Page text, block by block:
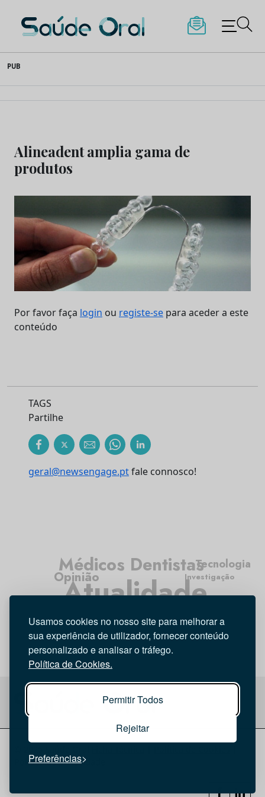
Usamos cookies no nosso site para melhorar a
sua experiência de utilizador, fornecer conteúdo
personalizado e analisar o tráfego.
Política de Cookies.
Permitir Todos
Rejeitar
Preferências
to
content
Saúde Oral
PUB
Alineadent amplia gama de
produtos
Por favor faça login ou registe-se para aceder a este
conteúdo
TAGS
Partilhe
geral@newsengage.ptfale connosco!
Atualidade
Médicos Dentistas
Higiene OralEntrevista
Opinião
Tecnologia
Investigação
Política de privacidade